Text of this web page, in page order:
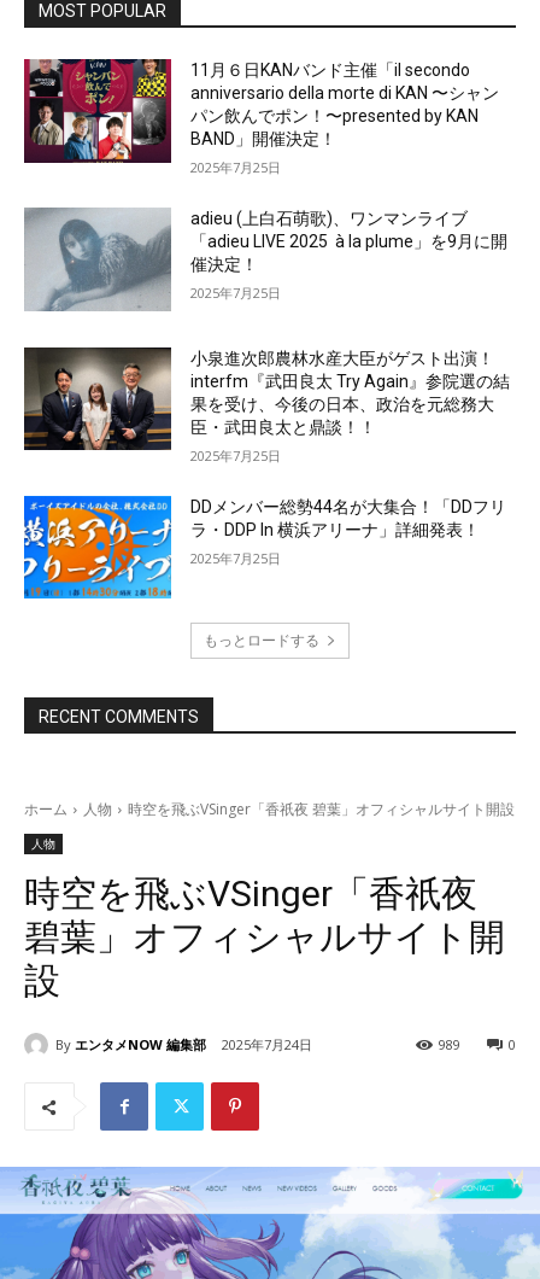
MOST POPULAR
11月６日KANバンド主催「il secondo
anniversario della morte di KAN 〜シャン
パン飲んでポン！〜presented by KAN
BAND」開催決定！
2025年7月25日
adieu (上白石萌歌)、ワンマンライブ
「adieu LIVE 2025 à la plume」を9月に開
催決定！
2025年7月25日
小泉進次郎農林水産大臣がゲスト出演！
interfm『武田良太 Try Again』参院選の結
果を受け、今後の日本、政治を元総務大
臣・武田良太と鼎談！！
2025年7月25日
DDメンバー総勢44名が大集合！「DDフリ
ラ・DDP In 横浜アリーナ」詳細発表！
2025年7月25日
もっとロードする
RECENT COMMENTS